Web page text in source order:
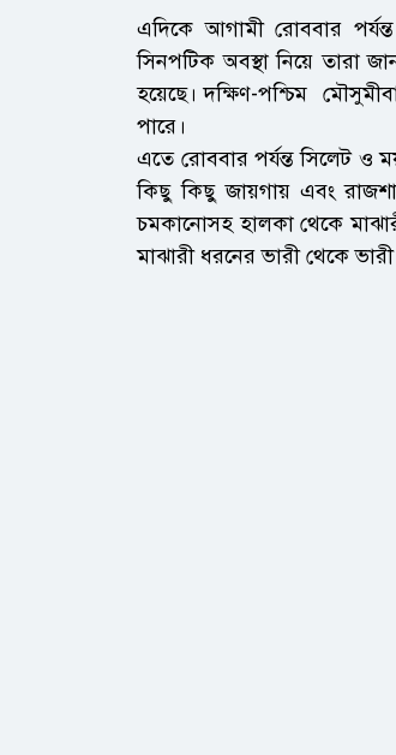
এদিকে আগামী রোববার পর্যন্ত
সিনপটিক অবস্থা নিয়ে তারা
হয়েছে। দক্ষিণ-পশ্চিম
পারে।
এতে রোববার পর্যন্ত সিলেট ও
কিছু কিছু জায়গায় এবং
চমকানোসহ হালকা থেকে
মাঝারী ধরনের ভারী থেকে